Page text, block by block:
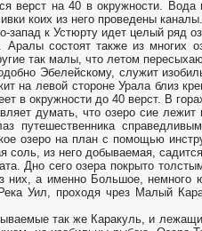
верст на 40 в окружности.
коих из него проведены каналы.
запад к Устюрту идет целый ряд
Аралы состоят также из многих
так малы, что летом
Эбелейскому, служит
на левой стороне Урала близ
в окружности до 40 верст. В
думать, что озеро сие
путешественника
озеро на план с помощью
соль, из него добываемая,
Дно сего озера покрыто
них, а именно Большое,
Уил, проходя чрез Малый
так же Каракуль, и